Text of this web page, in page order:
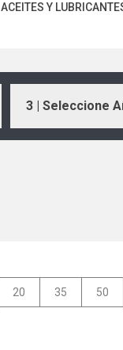
ACEITES Y
3 | Seleccione
20 35 50